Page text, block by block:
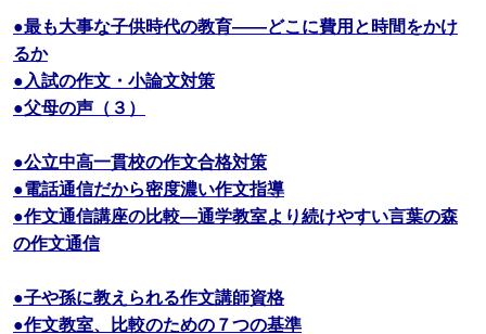
●最も大事な子供時代の教育――どこに費用と時間をかけ
るか
●入試の作文・小論文対策
●父母の声（３）
●公立中高一貫校の作文合格対策
●電話通信だから密度濃い作文指導
●作文通信講座の比較―通学教室より続けやすい言葉の森
の作文通信
●子や孫に教えられる作文講師資格
●作文教室、比較のための７つの基準